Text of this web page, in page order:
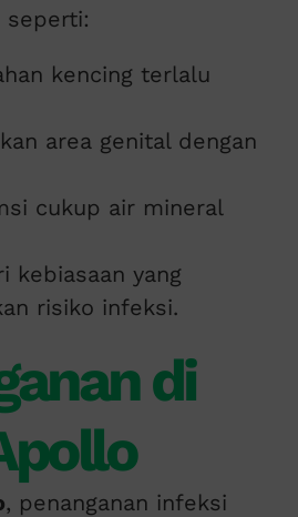
seperti:
kencing terlalu
area genital dengan
cukup air mineral
kebiasaan yang
risiko infeksi.
di
, penanganan infeksi